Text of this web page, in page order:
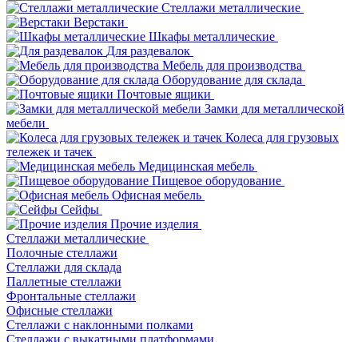
Стеллажи металлические
Верстаки
Шкафы металлические
Для раздевалок
Мебель для производства
Оборудование для склада
Почтовые ящики
Замки для металлической
мебели
Колеса для грузовых
тележек и тачек
Медицинская мебель
Пищевое оборудование
Офисная мебель
Сейфы
Прочие изделия
Стеллажи металлические
Полочные стеллажи
Стеллажи для склада
Паллетные стеллажи
Фронтальные стеллажи
Офисные стеллажи
Стеллажи с наклонными полками
Стеллажи с выкатными платформами